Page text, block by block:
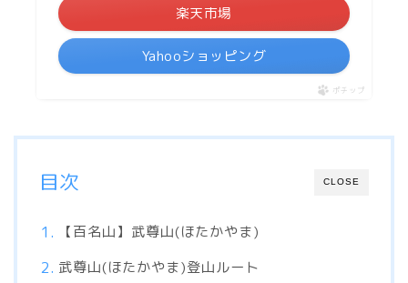
楽天市場
Yahooショッピング
ポチップ
CLOSE
目次
【百名山】武尊山(ほたかやま)
武尊山(ほたかやま)登山ルート